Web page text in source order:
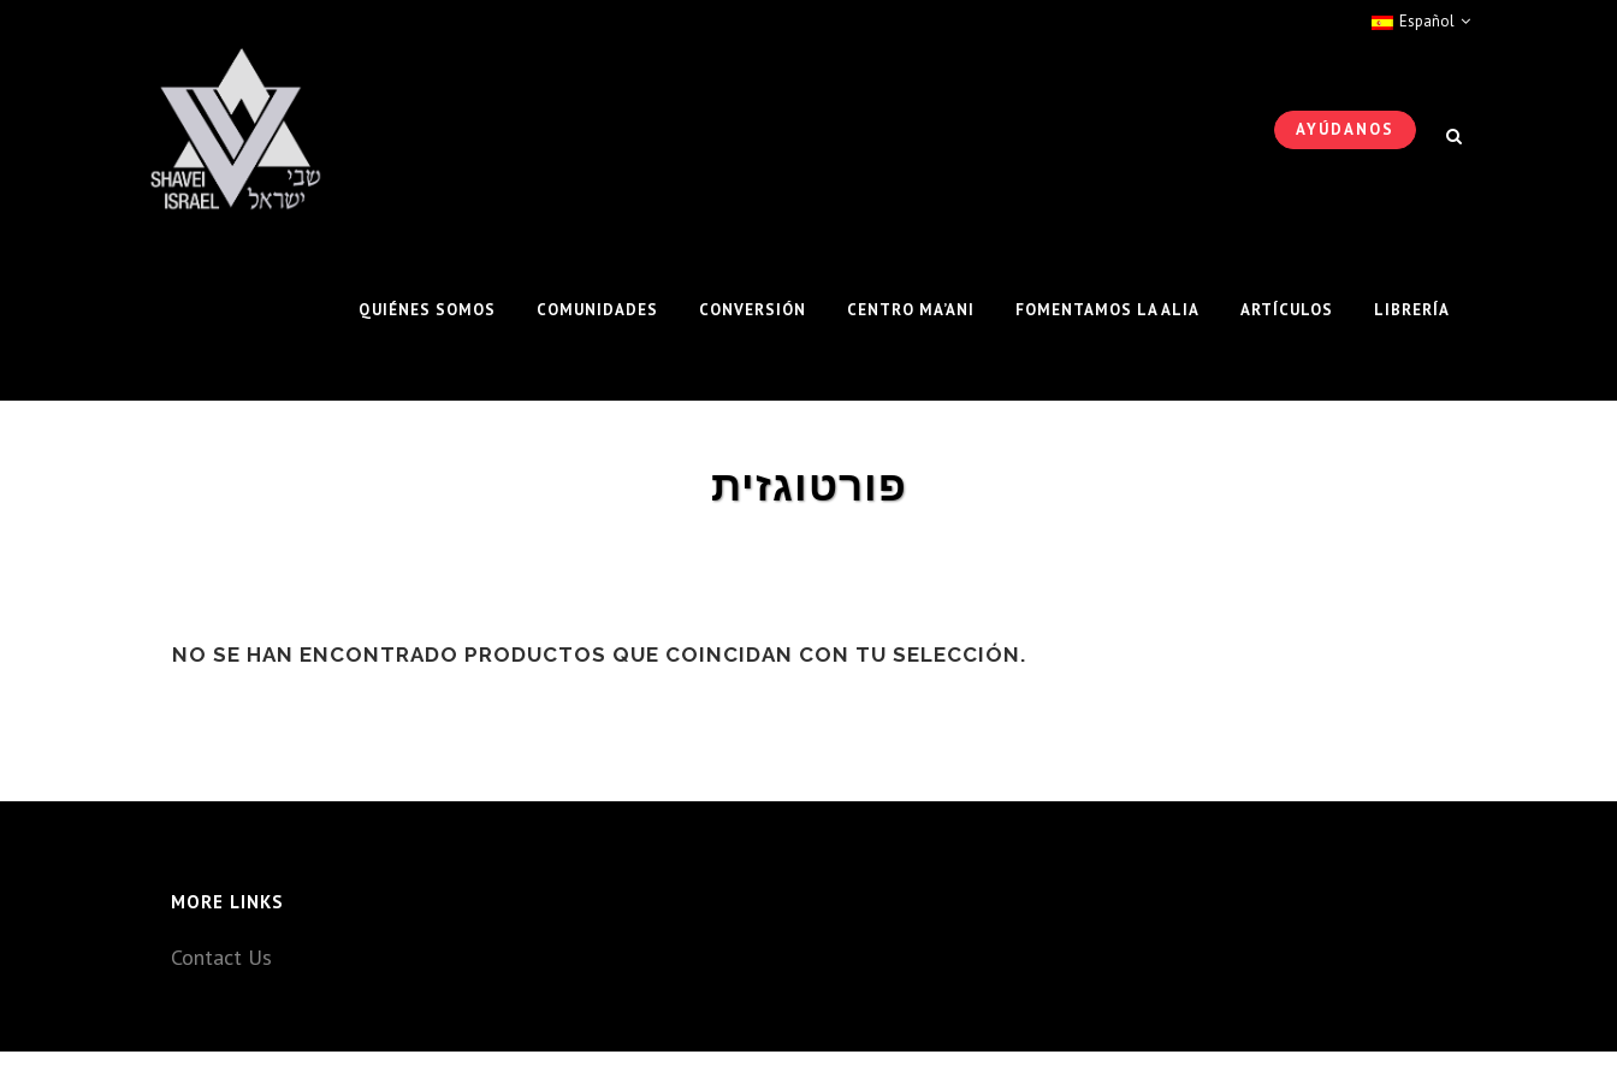
Español
AYÚDANOS
QUIÉNES SOMOS COMUNIDADES CONVERSIÓN CENTRO MA’ANI FOMENTAMOS LA ALIA ARTÍCULOS LIBRERÍA
פורטוגזית
NO SE HAN ENCONTRADO PRODUCTOS QUE COINCIDAN CON TU SELECCIÓN.
MORE LINKS
Contact Us